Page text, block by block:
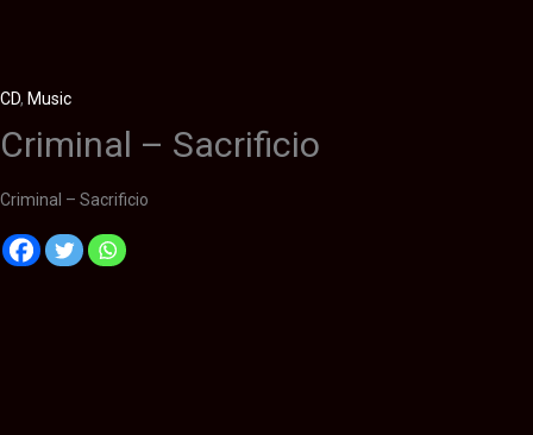
CD, Music
Criminal – Sacrificio
Criminal – Sacrificio